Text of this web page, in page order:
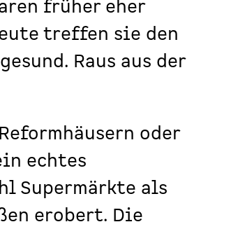
früher eher
treffen sie den
Raus aus der
oder
echtes
Supermärkte als
erobert. Die